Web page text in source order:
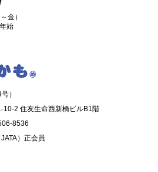
金）
始
）
2 住友生命西新橋ビルB1階
8536
）正会員